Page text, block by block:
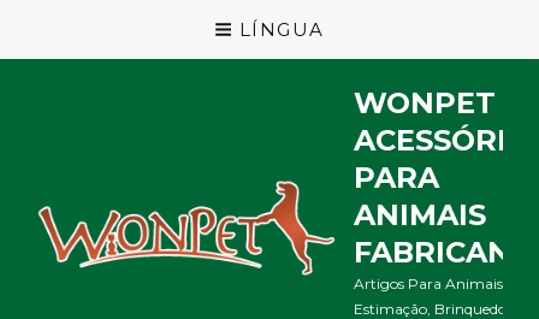
LÍNGUA
WONPET
PARA
ANIMAIS
Artigos Para Animais De
Estimação, Brinquedos